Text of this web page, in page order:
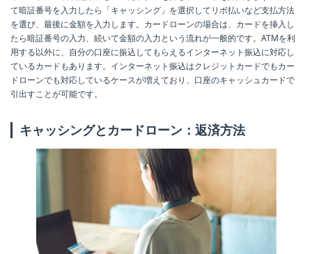
て暗証番号を入力したら「キャッシング」を選択してリボ払いなど支払方法
を選び、最後に金額を入力します。カードローンの場合は、カードを挿入し
たら暗証番号の入力、続いて金額の入力という流れが一般的です。ATMを利
用する以外に、自分の口座に振込してもらえるインターネット振込に対応し
ているカードもあります。インターネット振込はクレジットカードでもカー
ドローンでも対応しているケースが増えており、口座のキャッシュカードで
引出すことが可能です。
キャッシングとカードローン：返済方法